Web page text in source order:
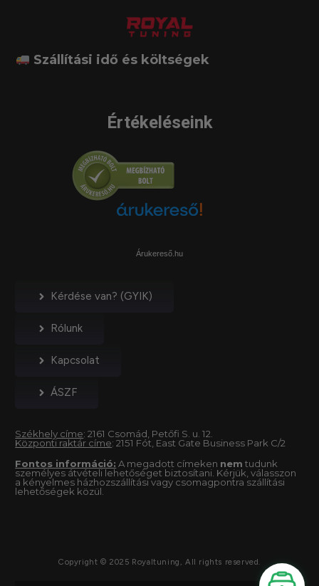
Szállítási idő és költségek
Értékeléseink
Árukereső.hu
Kérdése van? (GYIK)
Rólunk
Kapcsolat
ÁSZF
Székhely címe: 2161 Csomád, Petőfi S. u. 12.
Központi raktár címe: 2151 Fót, East Gate Business Park C/2
Fontos információ: A megadott címeken nem tudunk
személyes átvételi lehetőséget biztosítani. Kérjük, válasszon
a kényelmes házhozszállítási vagy csomagpontra szállítási
lehetőségek közül.
Copyright © 2025 Royaltuning, All rights reserved.